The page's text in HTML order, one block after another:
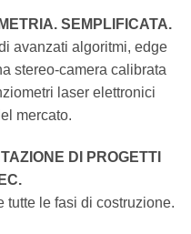
SEMPLIFICATA.
avanzati algoritmi, edge
stereo-camera calibrata
laser elettronici
mercato.
DI PROGETTI
tutte le fasi di costruzione.